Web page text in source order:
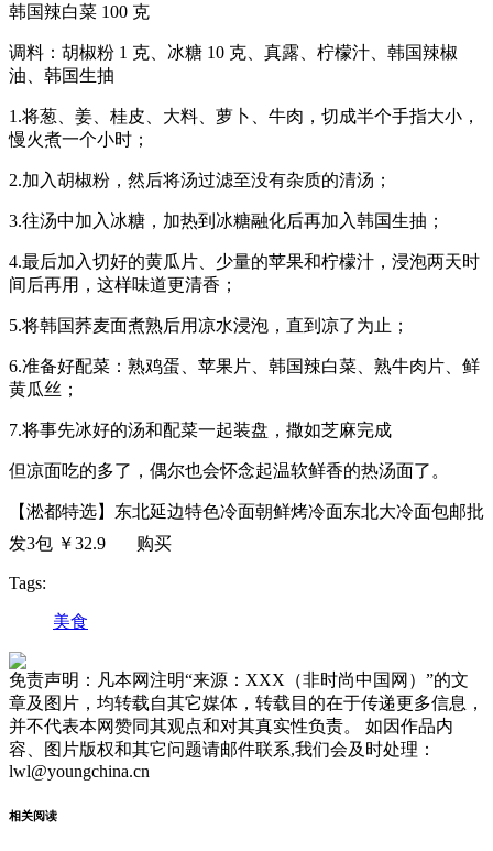
韩国辣白菜 100 克
调料：胡椒粉 1 克、冰糖 10 克、真露、柠檬汁、韩国辣椒
油、韩国生抽
1.将葱、姜、桂皮、大料、萝卜、牛肉，切成半个手指大小，
慢火煮一个小时；
2.加入胡椒粉，然后将汤过滤至没有杂质的清汤；
3.往汤中加入冰糖，加热到冰糖融化后再加入韩国生抽；
4.最后加入切好的黄瓜片、少量的苹果和柠檬汁，浸泡两天时
间后再用，这样味道更清香；
5.将韩国荞麦面煮熟后用凉水浸泡，直到凉了为止；
6.准备好配菜：熟鸡蛋、苹果片、韩国辣白菜、熟牛肉片、鲜
黄瓜丝；
7.将事先冰好的汤和配菜一起装盘，撒如芝麻完成
但凉面吃的多了，偶尔也会怀念起温软鲜香的热汤面了。
【淞都特选】东北延边特色冷面朝鲜烤冷面东北大冷面包邮批
发3包 ￥32.9
购买
Tags:
美食
免责声明：凡本网注明“来源：XXX（非时尚中国网）”的文
章及图片，均转载自其它媒体，转载目的在于传递更多信息，
并不代表本网赞同其观点和对其真实性负责。 如因作品内
容、图片版权和其它问题请邮件联系,我们会及时处理：
lwl@youngchina.cn
相关阅读